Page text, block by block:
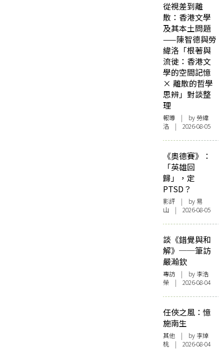
從視差到離
散：香港文學
及其本土問題
——陳智德與勞
緯洛「根著與
流徙：香港文
學的空間記憶
× 離散的哲學
思辨」對談整
理
報導 | by 勞緯
洛 | 2026-08-05
《奧德賽》：
「英雄回
歸」，定
PTSD？
影評 | by 易
山 | 2026-08-05
談《錯覺與和
解》──筆訪
嚴瀚欽
專訪 | by 李浩
榮 | 2026-08-04
任俠之風：憶
施南生
其他 | by 李焯
桃 | 2026-08-04